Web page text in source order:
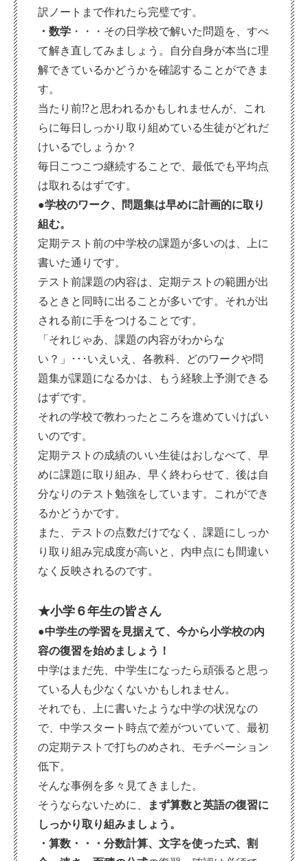
訳ノートまで作れたら完璧です。
・数学 ・・・その日学校で解いた問題を、すべ
て解き直してみましょう。自分自身が本当に理
解できているかどうかを確認することができま
す。
当たり前⁉と思われるかもしれませんが、これ
らに毎日しっかり取り組めている生徒がどれだ
けいるでしょうか？
毎日こつこつ継続することで、最低でも平均点
は取れるはずです。
●学校のワーク、問題集は早めに計画的に取り
組む。
定期テスト前の中学校の課題が多いのは、上に
書いた通りです。
テスト前課題の内容は、定期テストの範囲が出
るときと同時に出ることが多いです。それが出
される前に手をつけることです。
「それじゃあ、課題の内容がわからな
い？」･･･いえいえ、各教科、どのワークや問
題集が課題になるかは、もう経験上予測できる
はずです。
それの学校で教わったところを進めていけばい
いのです。
定期テストの成績のいい生徒はおしなべて、早
めに課題に取り組み、早く終わらせて、後は自
分なりのテスト勉強をしています。これができ
るかどうかです。
また、テストの点数だけでなく、課題にしっか
り取り組み完成度が高いと、内申点にも間違い
なく反映されるのです。
★小学６年生の皆さん
●中学生の学習を見据えて、今から小学校の内
容の復習を始めましょう！
中学はまだ先、中学生になったら頑張ると思っ
ている人も少なくないかもしれません。
それでも、上に書いたような中学の状況なの
で、中学スタート時点で差がついていて、最初
の定期テストで打ちのめされ、モチベーション
低下。
そんな事例を多々見てきました。
そうならないために、
まず算数と英語の復習に
しっかり取り組みましょう。
・算数・・・分数計算、文字を使った式、割